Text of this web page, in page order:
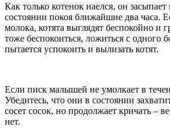
Как только котенок наелся, он засыпает
состоянии покоя ближайшие два часа.
молока, котята выглядят беспокойно и
тоже беспокоиться, ложиться с одного
пытается успокоить и вылизать котят.
Если писк малышей не умолкает в
Убедитесь, что они в состоянии
сосет сосок, но продолжает кричать –
нет.